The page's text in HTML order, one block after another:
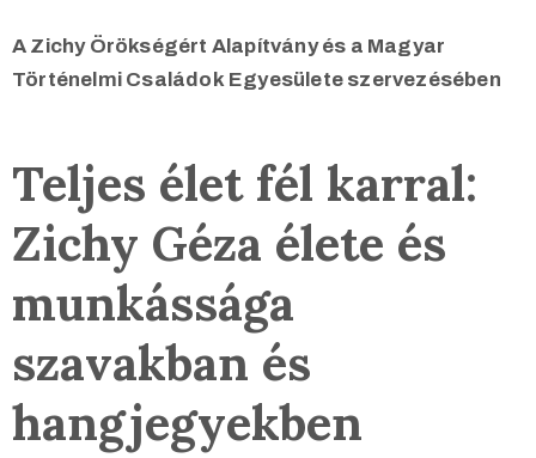
A Zichy Örökségért Alapítvány és a Magyar
Történelmi Családok Egyesülete szervezésében
Teljes élet fél karral:
Zichy Géza élete és
munkássága
szavakban és
hangjegyekben